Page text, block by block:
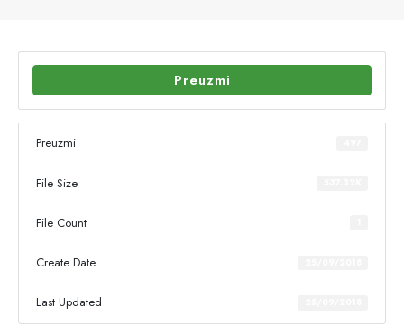
Preuzmi
Preuzmi
File Size
File Count
Create Date
Last Updated